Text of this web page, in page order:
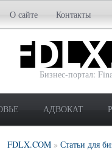
О сайте Контакты
Бизнес-портал:
АДВОКАТ
FDLX.COM » Статьи для